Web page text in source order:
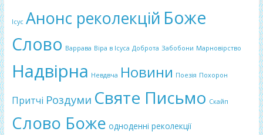
Ісус Анонс реколекцій Боже
Слово Варрава Віра в Ісуса Доброта Забобони Марновірство
Надвірна Невдвча Новини Поезія Похорон
Притчі Роздуми Святе Письмо Скайп
Слово Боже одноденні реколекції